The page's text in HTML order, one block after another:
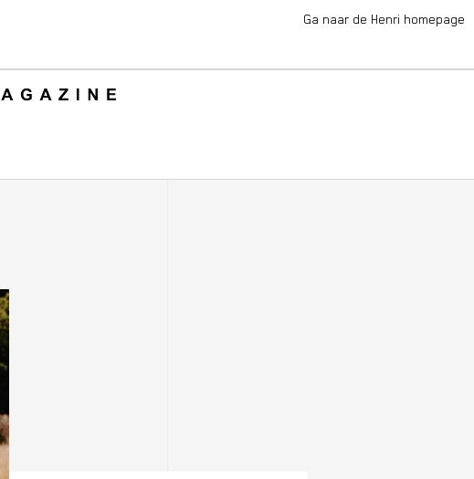
Ga naar de Henri homepage